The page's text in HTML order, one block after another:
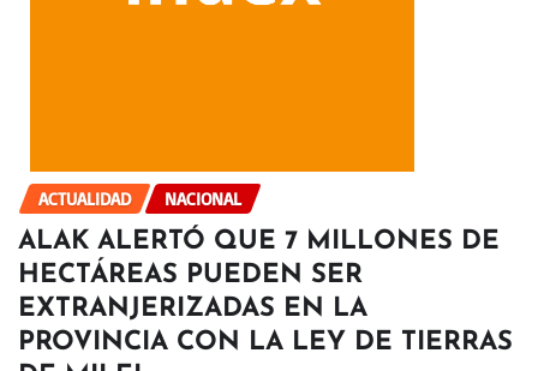
ACTUALIDAD NACIONAL
ALAK ALERTÓ QUE 7 MILLONES DE
HECTÁREAS PUEDEN SER
EXTRANJERIZADAS EN LA
PROVINCIA CON LA LEY DE TIERRAS